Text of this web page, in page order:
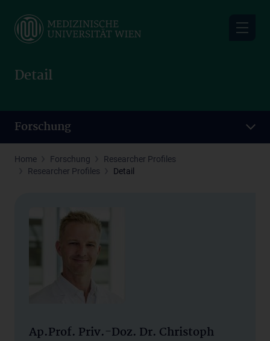
main
Detail
Forschung
Home Forschung
Researcher Profiles
Researcher Profiles
Detail
Ap.Prof. Priv.-Doz. Dr. Christoph